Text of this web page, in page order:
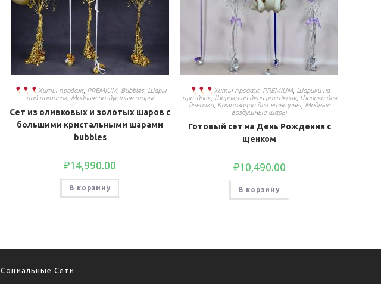
Хиты продаж, PREMIUM, Bubbles, Шары
под потолок, Модные воздушные шары
Сет из оливковых и золотых шаров с
большими кристальными шарами
bubbles
₽14,990.00
В корзину
Хиты продаж, PREMIUM, Шарики на
праздник, Шарики на день рождения, Шарики для
девочки, Композиции для женщины, Модные
воздушные шары
Готовый сет на День Рождения с
щенком
₽10,490.00
В корзину
Социальные Сети